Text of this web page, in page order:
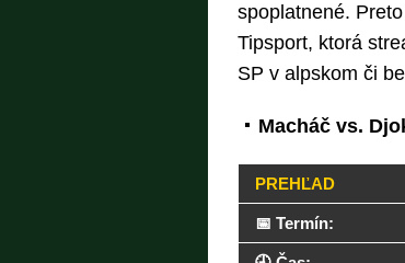
spoplatnené.
Tipsport, ktorá
SP v alpskom či
Macháč vs.
PREHĽAD
📅 Termín: